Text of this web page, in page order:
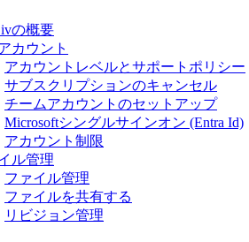
の概要
カウント
アカウントレベルとサポートポリシー
サブスクリプションのキャンセル
チームアカウントのセットアップ
Microsoftシングルサインオン (Entra Id)
アカウント制限
ル管理
ファイル管理
ファイルを共有する
リビジョン管理